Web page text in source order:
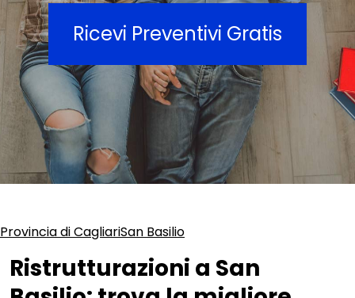
Ricevi Preventivi Gratis
Provincia di CagliariSan Basilio
Ristrutturazioni a San